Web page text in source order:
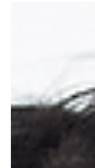
★出演情報
ジカル「サ
（11/21～23
東間一貴が、 ミュ
～～★～～～★～～